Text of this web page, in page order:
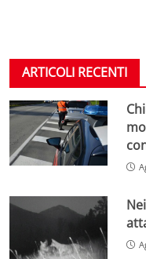
ARTICOLI RECENTI